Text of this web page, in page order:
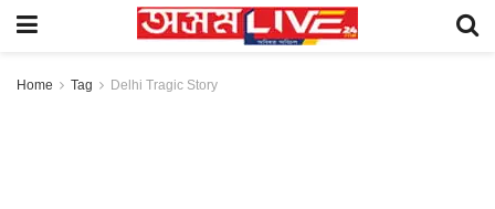
Home Tag Delhi Tragic Story